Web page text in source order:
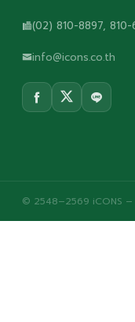
(02) 810-8897, 810-
info@icons.co.th
© 2548–2569 iCONS –